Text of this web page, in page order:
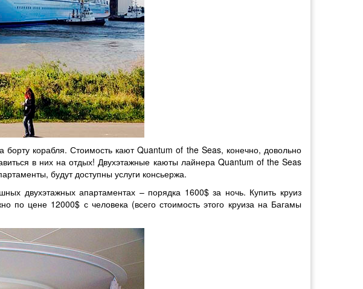
борту корабля. Стоимость кают Quantum of the Seas, конечно, довольно
в них на отдых! Двухэтажные каюты лайнера Quantum of the Seas
будут доступны услуги консьержа.
двухэтажных апартаментах – порядка 1600$ за ночь. Купить круиз
цене 12000$ с человека (всего стоимость этого круиза на Багамы